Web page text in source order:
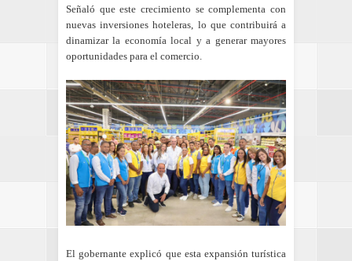
Señaló que este crecimiento se complementa con
nuevas inversiones hoteleras, lo que contribuirá a
dinamizar la economía local y a generar mayores
oportunidades para el comercio.
El gobernante explicó que esta expansión turística